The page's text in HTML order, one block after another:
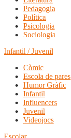
Pedagogia
Política
Psicologia
Sociologia
Infantil / Juvenil
Còmic
Escola de pares
Humor Gràfic
Infantil
Influencers
Juvenil
Videojocs
Escolar